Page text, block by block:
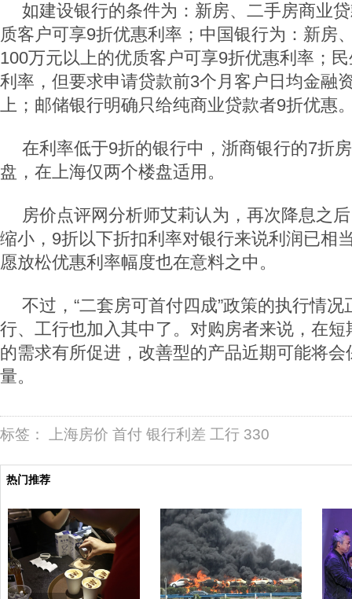
如建设银行的条件为：新房、二手房商业
质客户可享9折优惠利率；中国银行为：新房
100万元以上的优质客户可享9折优惠利率；
利率，但要求申请贷款前3个月客户日均金融
上；邮储银行明确只给纯商业贷款者9折优惠
在利率低于9折的银行中，浙商银行的7折
盘，在上海仅两个楼盘适用。
房价点评网分析师艾莉认为，再次降息之
缩小，9折以下折扣利率对银行来说利润已相
愿放松优惠利率幅度也在意料之中。
不过，“二套房可首付四成”政策的执行情
行、工行也加入其中了。对购房者来说，在
的需求有所促进，改善型的产品近期可能将
量。
标签： 上海房价 首付 银行利差 工行 330
热门推荐
“不朽的梵高”感映艺术展将造访北
京